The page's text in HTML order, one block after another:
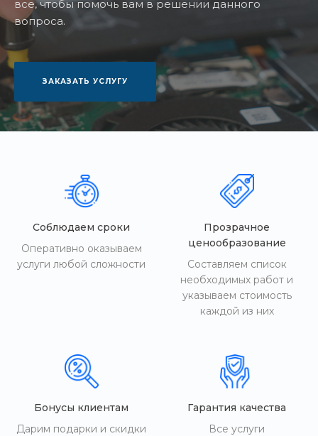
все, чтобы помочь вам в решении данного
вопроса.
ЗАКАЗАТЬ УСЛУГУ
Соблюдаем сроки
Оперативно оказываем
услуги любой сложности
Прозрачное
ценообразование
Составляем список
необходимых работ и
указываем стоимость
каждой из них
Бонусы клиентам
Дарим подарки и скидки
Гарантия качества
Все услуги